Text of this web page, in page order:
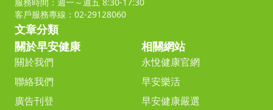
客戶服務專線：02-29128060
文章分類
關於早安健康
關於我們
聯絡我們
廣告刊登
相關網站
永悅健康官網
早安樂活
早安健康嚴選